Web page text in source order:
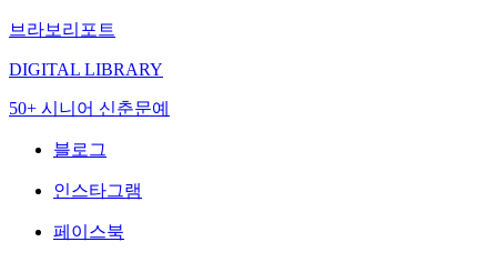
브라보리포트
DIGITAL LIBRARY
50+ 시니어 신춘문예
블로그
인스타그램
페이스북